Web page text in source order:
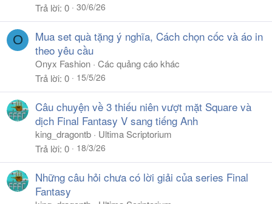
Trả lời 0 30/6/26
O
Mua set quà tặng ý nghĩa, Cách chọn cốc và áo in
theo yêu cầu
Onyx Fashion Các quảng cáo khác
Trả lời 0 15/5/26
Câu chuyện về 3 thiếu niên vượt mặt Square và
dịch Final Fantasy V sang tiếng Anh
king_dragontb
Ultima Scriptorium
Trả lời 0 18/3/26
Những câu hỏi chưa có lời giải của series Final
Fantasy